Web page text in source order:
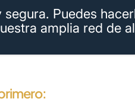
Puedes
amplia red de